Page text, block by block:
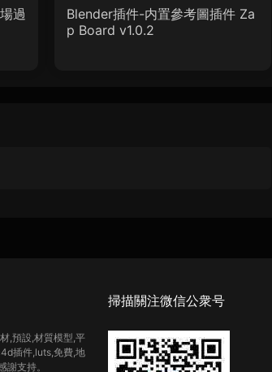
過
Blender插件-内置參考圖插件 Za
p Board v1.0.2
,預設,材質模型,平
插件,luts,免費,地
謝支持。
掃描關注微信公衆号